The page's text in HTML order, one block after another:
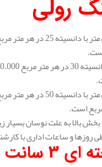
رولی
به علت نوسان بسیار
و ساعات اداری با
سانت